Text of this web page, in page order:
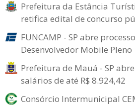
Prefeitura da Estância
retifica edital de concurso
FUNCAMP - SP abre
Desenvolvedor Mobile Pleno
Prefeitura de Mauá - SP
salários de até R$ 8.924,42
Consórcio Intermunicipal